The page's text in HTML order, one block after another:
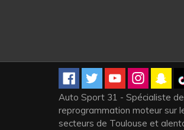
Auto Sport 31 - Spécialiste
reprogrammation moteur sur
secteurs de Toulouse et